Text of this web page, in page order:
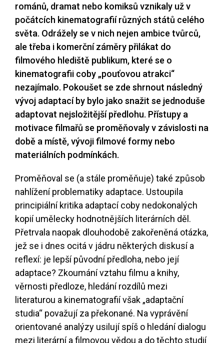
románů, dramat nebo komiksů vznikaly už v
počátcích kinematografií různých států celého
světa. Odrážely se v nich nejen ambice tvůrců,
ale třeba i komerční záměry přilákat do
filmového hlediště publikum, které se o
kinematografii coby „pouťovou atrakci“
nezajímalo. Pokoušet se zde shrnout následný
vývoj adaptací by bylo jako snažit se jednoduše
adaptovat nejsložitější předlohu. Přístupy a
motivace filmařů se proměňovaly v závislosti na
době a místě, vývoji filmové formy nebo
materiálních podmínkách.
Proměňoval se (a stále proměňuje) také způsob
nahlížení problematiky adaptace. Ustoupila
principiální kritika adaptací coby nedokonalých
kopií umělecky hodnotnějších literárních děl.
Přetrvala naopak dlouhodobě zakořeněná otázka,
jež se i dnes ocitá v jádru některých diskusí a
reflexí: je lepší původní předloha, nebo její
adaptace? Zkoumání vztahu filmu a knihy,
věrnosti předloze, hledání rozdílů mezi
literaturou a kinematografií však „adaptační
studia“ považují za překonané. Na vyprávění
orientované analýzy usilují spíš o hledání dialogu
mezi literární a filmovou vědou a do těchto studií